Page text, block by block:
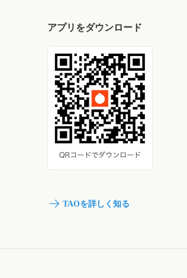
アプリをダウンロード
TAOを詳しく知る